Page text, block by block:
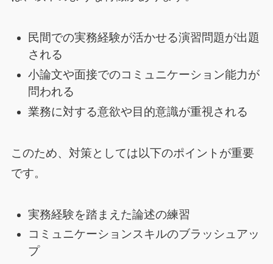
民間での実務経験が活かせる演習問題が出題
される
小論文や面接でのコミュニケーション能力が
問われる
業務に対する意欲や目的意識が重視される
このため、対策としては以下のポイントが重要
です。
実務経験を踏まえた論述の練習
コミュニケーションスキルのブラッシュアッ
プ